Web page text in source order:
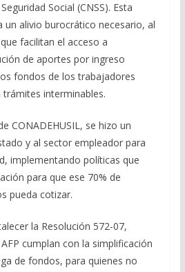
Social (CNSS). Esta
un alivio burocrático necesario, al
facilitan el acceso a
de aportes por ingreso
fondos de los trabajadores
interminables.
CONADEHUSIL, se hizo un
y al sector empleador para
implementando políticas que
para que ese 70% de
pueda cotizar.
la Resolución 572-07,
cumplan con la simplificación
de fondos, para quienes no